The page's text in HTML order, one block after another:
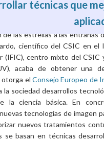
técnicas que
de las estrellas a las entrañas
científico del CSIC en el
(IFIC), centro mixto del CSIC
acaba de obtener una
otorga el Consejo Europeo de
la sociedad desarrollos
la ciencia básica. En
tecnologías de imagen
nuevos tratamientos
se basan en técnicas